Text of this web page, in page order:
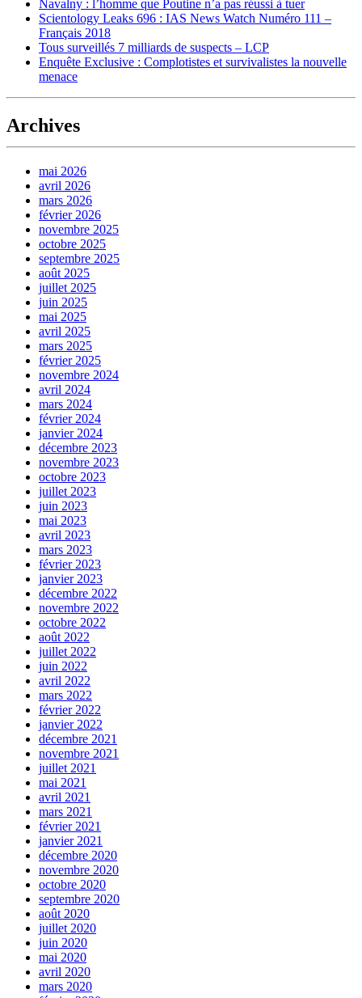
Navalny : l’homme que Poutine n’a pas réussi à tuer
Scientology Leaks 696 : IAS News Watch Numéro 111 –
Français 2018
Tous surveillés 7 milliards de suspects – LCP
Enquête Exclusive : Complotistes et survivalistes la nouvelle
menace
Archives
mai 2026
avril 2026
mars 2026
février 2026
novembre 2025
octobre 2025
septembre 2025
août 2025
juillet 2025
juin 2025
mai 2025
avril 2025
mars 2025
février 2025
novembre 2024
avril 2024
mars 2024
février 2024
janvier 2024
décembre 2023
novembre 2023
octobre 2023
juillet 2023
juin 2023
mai 2023
avril 2023
mars 2023
février 2023
janvier 2023
décembre 2022
novembre 2022
octobre 2022
août 2022
juillet 2022
juin 2022
avril 2022
mars 2022
février 2022
janvier 2022
décembre 2021
novembre 2021
juillet 2021
mai 2021
avril 2021
mars 2021
février 2021
janvier 2021
décembre 2020
novembre 2020
octobre 2020
septembre 2020
août 2020
juillet 2020
juin 2020
mai 2020
avril 2020
mars 2020